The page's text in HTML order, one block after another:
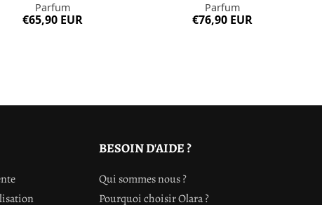
Parfum
€65,90 EUR
Parfum
€76,90 EUR
BESOIN D'AIDE ?
Qui sommes nous ?
Pourquoi choisir Olara ?